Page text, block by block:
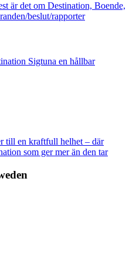
är det om Destination, Boende,
beslut/rapporter
till en kraftfull helhet – där
som ger mer än den tar